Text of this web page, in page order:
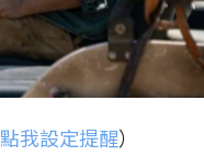
點我設定提醒）